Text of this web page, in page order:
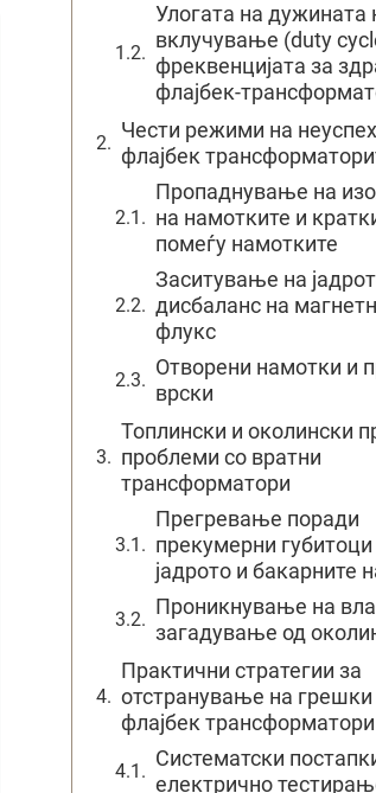
Улогата на дужината
вклучување (duty
фреквенцијата за
флајбек-
Чести режими на неуспех
флајбек
Пропаднување на
на намотките и
помеѓу намотките
Заситување на
дисбаланс на
флукс
Отворени намотки и
врски
Топлински и околински
проблеми со вратни
трансформатори
Прегревање поради
прекумерни
јадрото и бакарните
Проникнување на
загадување од
Практични стратегии за
отстранување на грешки
флајбек трансформатори
Систематски
електрично